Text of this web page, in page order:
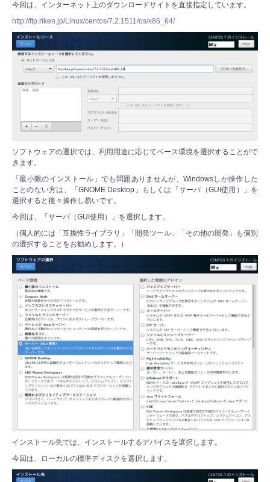
今回は、インターネット上のダウンロードサイトを直接指定しています。
http://ftp.riken.jp/Linux/centos/7.2.1511/os/x86_64/
ソフトウェアの選択では、利用用途に応じてベース環境を選択することがで
きます。
「最小限のインストール」でも問題ありませんが、Windowsしか操作した
ことのない方は、「GNOME Desktop」もしくは「サーバ（GUI使用）」を
選択すると後々操作し易いです。
今回は、「サーバ（GUI使用）」を選択します。
（個人的には「互換性ライブラリ」「開発ツール」「その他の開発」も個別
の選択することをお勧めします。）
インストール先では、インストールするデバイスを選択します。
今回は、ローカルの標準ディスクを選択します。